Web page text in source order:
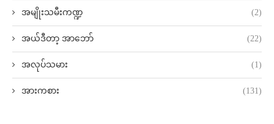
အမျိုးသမီးကဏ္ဍ (2)
အယ်ဒီတာ့ အာဘော် (22)
အလုပ်သမား (1)
အားကစား (131)